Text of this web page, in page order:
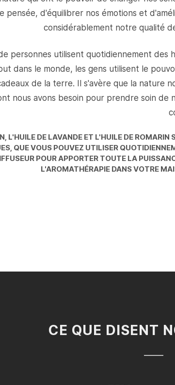
pensée, d'équilibrer nos émotions et
considérablement notre qualité
personnes utilisent quotidiennement des
dans le monde, les gens utilisent le
de la terre. Il s'avère que la nature
nous avons besoin pour prendre soin de
L'HUILE DE LAVANDE ET L'HUILE DE ROMARIN
QUE VOUS POUVEZ UTILISER
POUR APPORTER TOUTE LA
L'AROMATHÉRAPIE DANS VOTRE
CE QUE DISENT